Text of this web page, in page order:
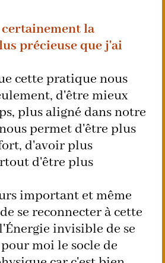
la
précieuse que j'ai
cette pratique nous
d'être mieux
plus aligné dans notre
permet d'être plus
d'avoir plus
d'être plus
important et même
se reconnecter à cette
invisible de se
moi le socle de